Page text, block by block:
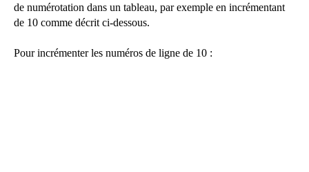
de numérotation dans un tableau, par exemple en incrémentant
de 10 comme décrit ci-dessous.
Pour incrémenter les numéros de ligne de 10 :